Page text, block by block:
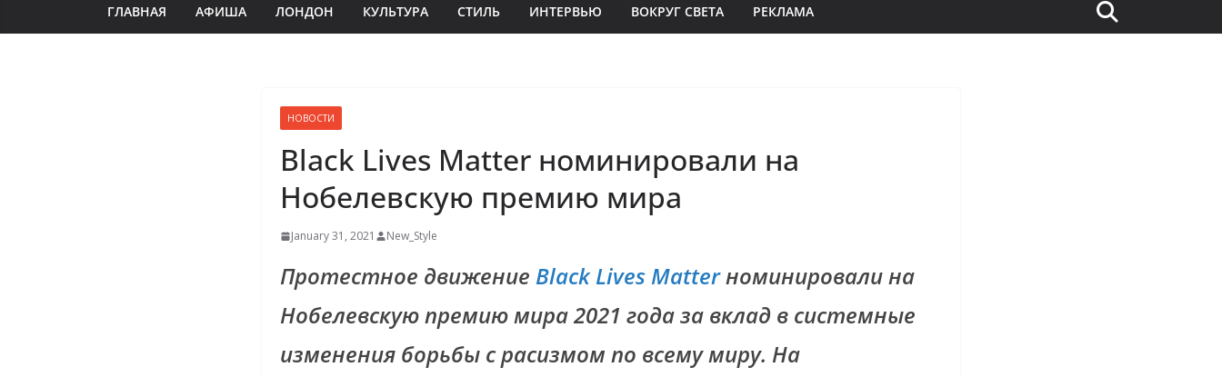
ГЛАВНАЯ АФИША ЛОНДОН КУЛЬТУРА СТИЛЬ ИНТЕРВЬЮ ВОКРУГ СВЕТА РЕКЛАМА
НОВОСТИ
Black Lives Matter номинировали на
Нобелевскую премию мира
January 31, 2021 New_Style
Протестное движение Black Lives Matterноминировали на
Нобелевскую премию мира 2021 года за вклад в системные
изменения борьбы с расизмом по всему миру. На